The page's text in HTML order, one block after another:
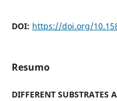
DOI: https://doi.org/
Resumo
DIFFERENT SUBSTRATES